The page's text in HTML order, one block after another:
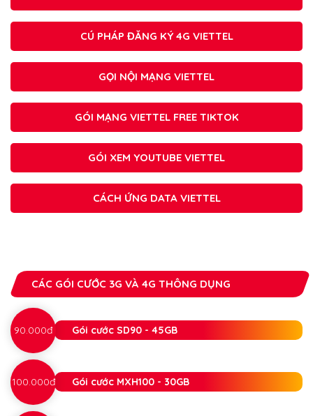
CÚ PHÁP ĐĂNG KÝ 4G VIETTEL
GỌI NỘI MẠNG VIETTEL
GÓI MẠNG VIETTEL FREE TIKTOK
GÓI XEM YOUTUBE VIETTEL
CÁCH ỨNG DATA VIETTEL
CÁC GÓI CƯỚC 3G VÀ 4G THÔNG DỤNG
90.000đ Gói cước SD90 - 45GB
100.000đ Gói cước MXH100 - 30GB